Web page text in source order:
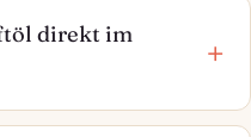
direkt im